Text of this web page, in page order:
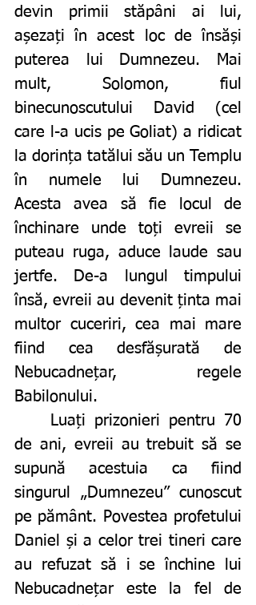
devin primii stăpâni ai lui,
așezați în acest loc de însăși
puterea lui Dumnezeu. Mai
mult, Solomon, fiul
binecunoscutului David (cel
care l-a ucis pe Goliat) a ridicat
la dorința tatălui său un Templu
în numele lui Dumnezeu.
Acesta avea să fie locul de
închinare unde toți evreii se
puteau ruga, aduce laude sau
jertfe. De-a lungul timpului
însă, evreii au devenit ținta mai
multor cuceriri, cea mai mare
fiind cea desfășurată de
Nebucadnețar, regele
Babilonului.
de ani, evreii au trebuit să se
supună acestuia ca fiind
singurul „Dumnezeu” cunoscut
pe pământ. Povestea profetului
Daniel și a celor trei tineri care
au refuzat să i se închine lui
Nebucadnețar este la fel de